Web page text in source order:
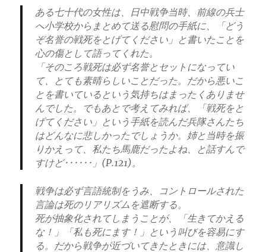
ある七十代の女性は、日中戦争当時、前線の兵士
へ小学校からまとめて送る慰問の手紙に、「どう
ぞ名誉の戦死をとげてください」と書いたことを
心の傷として語ってくれた。
「そのころ戦死は必ず名誉とセットになってい
て、とても素晴らしいことだった。だから悪いこ
とを書いているという気持ちはまったくありませ
んでした。でもあとで考えてみれば、「戦死をと
げてください」という手紙を読んだ兵隊さんたち
はどんなに悲しかったでしょうか。姉と当時を振
りかえって、私たち馬鹿だったよね、と話すんで
すけど･･････」(P.121)。
戦争は必ず言語統制をうみ、コントロールされた
言論は死のリアリズムを遮断する。
死が抽象化されてしまうことが、「生きてかえる
な！」「私も死にます！」という叫びを容易にす
る。
だから戦争が近づいてきたときには、意識し